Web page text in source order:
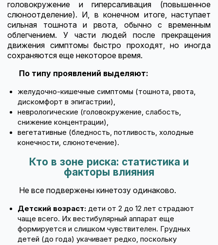
головокружение и гиперсаливация (повышенное
слюноотделение). И, в конечном итоге, наступает
сильная тошнота и рвота, обычно с временным
облегчением. У части людей после прекращения
движения симптомы быстро проходят, но иногда
сохраняются еще некоторое время.
По типу проявлений выделяют:
желудочно-кишечные симптомы (тошнота, рвота,
дискомфорт в эпигастрии),
неврологические (головокружение, слабость,
снижение концентрации),
вегетативные (бледность, потливость, холодные
конечности, слюнотечение).
Кто в зоне риска: статистика и
факторы влияния
Не все подвержены кинетозу одинаково.
Детский возраст:дети от 2 до 12 лет страдают
чаще всего. Их вестибулярный аппарат еще
формируется и слишком чувствителен. Грудных
детей (до года) укачивает редко, поскольку